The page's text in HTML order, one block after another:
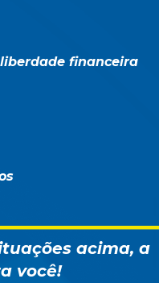
financeira
acima, a
você!